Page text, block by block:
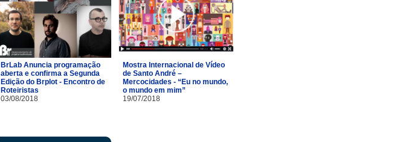
BrLab Anuncia programação
aberta e confirma a Segunda
Edição do Brplot - Encontro de
Roteiristas
03/08/2018
Mostra Internacional de Vídeo
de Santo André –
Mercocidades - “Eu no mundo,
o mundo em mim”
19/07/2018